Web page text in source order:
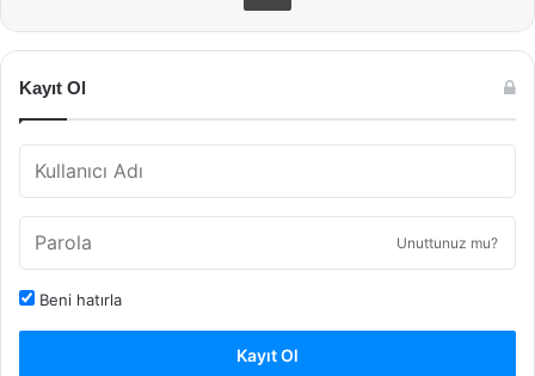
Kayıt Ol
Unuttunuz mu?
Beni hatırla
Kayıt Ol